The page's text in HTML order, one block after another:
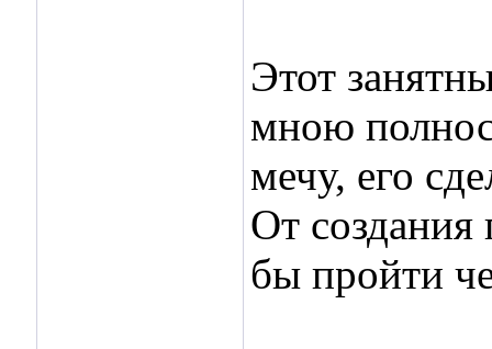
Этот
мною
мечу, его
От создания
бы пройти